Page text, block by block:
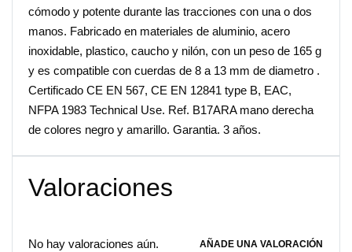
cómodo y potente durante las tracciones con una o dos
manos. Fabricado en materiales de aluminio, acero
inoxidable, plastico, caucho y nilón, con un peso de 165 g
y es compatible con cuerdas de 8 a 13 mm de diametro .
Certificado CE EN 567, CE EN 12841 type B, EAC,
NFPA 1983 Technical Use. Ref. B17ARA mano derecha
de colores negro y amarillo. Garantia. 3 años.
Valoraciones
No hay valoraciones aún. AÑADE UNA VALORACIÓN